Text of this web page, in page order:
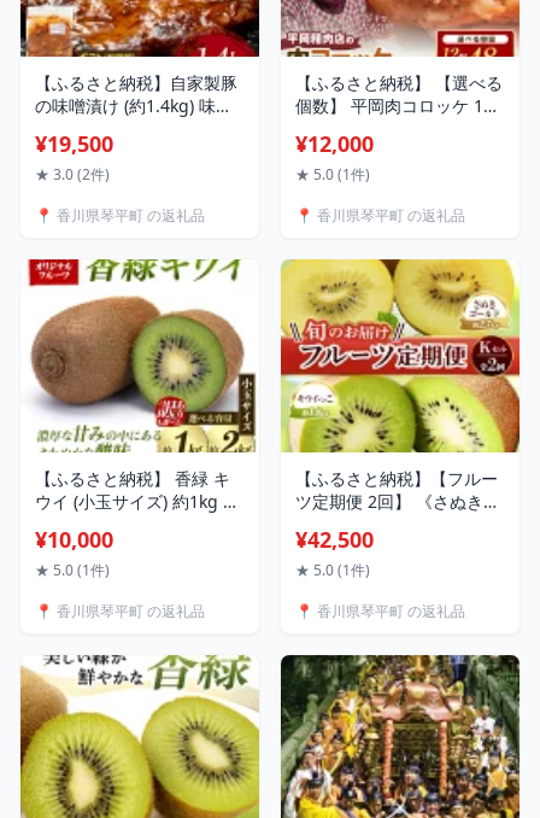
【ふるさと納税】自家製豚
の味噌漬け (約1.4kg) 味噌
国産 豚 豚肉 豚ロース 特産
品 おかず おつまみ お弁当
F5J-218var
¥19,500
★ 3.0 (2件)
📍 香川県琴平町 の返礼品
【ふるさと納税】 【選べる
個数】 平岡肉コロッケ 1~4
ケ 肉コロッケ 揚げ物 肉 ご
当地 おかず おつまみ お弁
F5J-1215var
¥12,000
★ 5.0 (1件)
📍 香川県琴平町 の返礼品
【ふるさと納税】 香緑 キ
ウイ (小玉サイズ) 約1kg 約
【2026年12月〜2027年3月
頃お届け】 フルーツ 果物
デザート キウイフルーツ
¥10,000
★ 5.0 (1件)
📍 香川県琴平町 の返礼品
【ふるさと納税】【フルー
ツ定期便 2回】 《さぬきゴ
ット さぬきゴールド 約
2.7kg キウイっこ 約1.8kg
果物 国産 香川県 フルーツ
¥42,500
★ 5.0 (1件)
📍 香川県琴平町 の返礼品